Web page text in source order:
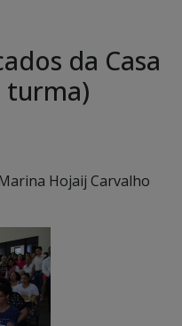
da Casa
turma)
Hojaij Carvalho